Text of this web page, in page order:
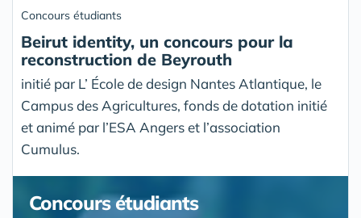
Concours étudiants
Beirut identity, un concours pour la
reconstruction de Beyrouth
initié par L’ École de design Nantes Atlantique, le
Campus des Agricultures, fonds de dotation initié
et animé par l’ESA Angers et l’association
Cumulus.
Concours étudiants